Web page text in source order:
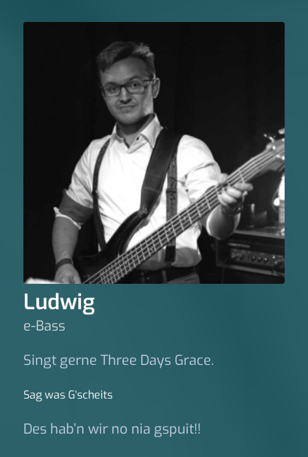
Ludwig
e-Bass
Singt gerne Three Days Grace.
Sag was G‘scheits
Des hab’n wir no nia gspuit!!